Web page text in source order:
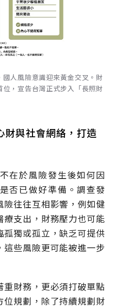
人風險意識迎來黃金交叉。財
，宣告台灣正式步入「長照財
財與社會網絡，打造
在於風險發生後如何因
否已做好準備。調查發
往往互相影響，例如健
支出，財務壓力也可能
獨或孤立，缺乏可提供
些風險更可能被進一步
財務，更必須打破單點
規劃，除了持續規劃財